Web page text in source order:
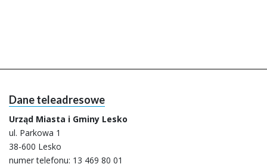
Dane teleadresowe
Urząd Miasta i Gminy Lesko
ul. Parkowa 1
38-600 Lesko
numer telefonu: 13 469 80 01